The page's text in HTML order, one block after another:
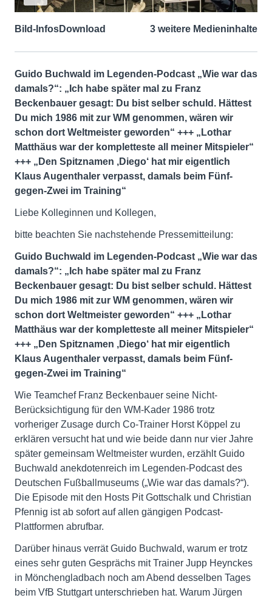
Bild-InfosDownload 3 weitere Medieninhalte
Guido Buchwald im Legenden-Podcast „Wie war das
damals?“: „Ich habe später mal zu Franz
Beckenbauer gesagt: Du bist selber schuld. Hättest
Du mich 1986 mit zur WM genommen, wären wir
schon dort Weltmeister geworden“ +++ „Lothar
Matthäus war der kompletteste all meiner Mitspieler“
+++ „Den Spitznamen ,Diego‘ hat mir eigentlich
Klaus Augenthaler verpasst, damals beim Fünf-
gegen-Zwei im Training“
Liebe Kolleginnen und Kollegen,
bitte beachten Sie nachstehende Pressemitteilung:
Guido Buchwald im Legenden-Podcast „Wie war das
damals?“: „Ich habe später mal zu Franz
Beckenbauer gesagt: Du bist selber schuld. Hättest
Du mich 1986 mit zur WM genommen, wären wir
schon dort Weltmeister geworden“ +++ „Lothar
Matthäus war der kompletteste all meiner Mitspieler“
+++ „Den Spitznamen ,Diego‘ hat mir eigentlich
Klaus Augenthaler verpasst, damals beim Fünf-
gegen-Zwei im Training“
Wie Teamchef Franz Beckenbauer seine Nicht-
Berücksichtigung für den WM-Kader 1986 trotz
vorheriger Zusage durch Co-Trainer Horst Köppel zu
erklären versucht hat und wie beide dann nur vier Jahre
später gemeinsam Weltmeister wurden, erzählt Guido
Buchwald anekdotenreich im Legenden-Podcast des
Deutschen Fußballmuseums („Wie war das damals?“).
Die Episode mit den Hosts Pit Gottschalk und Christian
Pfennig ist ab sofort auf allen gängigen Podcast-
Plattformen abrufbar.
Darüber hinaus verrät Guido Buchwald, warum er trotz
eines sehr guten Gesprächs mit Trainer Jupp Heynckes
in Mönchengladbach noch am Abend desselben Tages
beim VfB Stuttgart unterschrieben hat. Warum Jürgen